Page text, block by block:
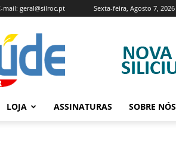
Sexta-feira, Agosto 7, 2026
mail: geral@silroc.pt
Revista
Saúde
e
Bem
Estar
Edição
LOJA ASSINATURAS SOBRE NÓS